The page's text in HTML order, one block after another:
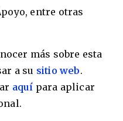
entre otras
más sobre esta
a su sitio web.
aquí para aplicar